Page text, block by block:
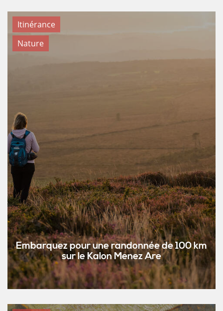
Embarquez pour une randonnée de 100 km
sur le Kalon Menez Are
Itinérance
Nature